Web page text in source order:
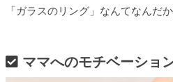
「ガラスのリング」なんてなんだ
ママへのモチベーショ